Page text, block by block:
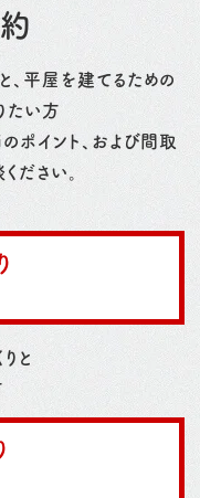
、平屋を建てるための
たい方
ポイント、および間取
ださい。
と